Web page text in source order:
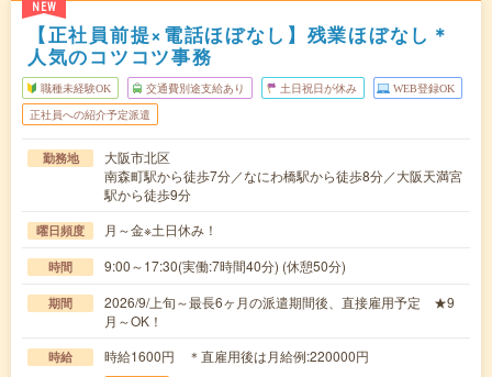
NEW
【正社員前提×電話ほぼなし】残業ほぼなし＊
人気のコツコツ事務
職種未経験OK 交通費別途支給あり 土日祝日が休み WEB登録OK
正社員への紹介予定派遣
勤務地
大阪市北区
南森町駅から徒歩7分／なにわ橋駅から徒歩8分／大阪天満宮
駅から徒歩9分
曜日頻度 月～金※土日休み！
時間 9:00～17:30(実働:7時間40分) (休憩50分)
期間
2026/9/上旬～最長6ヶ月の派遣期間後、直接雇用予定 ★9
月～OK！
時給 時給1600円 ＊直雇用後は月給例:220000円